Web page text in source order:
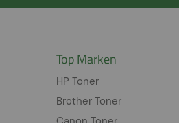
Top Marken
HP Toner
Brother Toner